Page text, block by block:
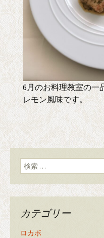
6月のお料理教室の
レモン風味です。
検索:
カテゴリー
ロカボ